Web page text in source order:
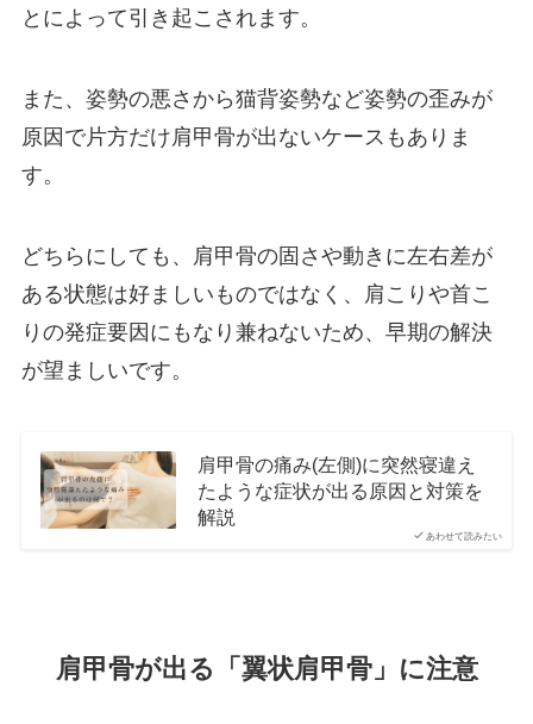
とによって引き起こされます。
また、姿勢の悪さから猫背姿勢など姿勢の歪みが
原因で片方だけ肩甲骨が出ないケースもありま
す。
どちらにしても、肩甲骨の固さや動きに左右差が
ある状態は好ましいものではなく、肩こりや首こ
りの発症要因にもなり兼ねないため、早期の解決
が望ましいです。
あわせて読みたい
肩甲骨の痛み(左側)に突然寝違え
たような症状が出る原因と対策を
解説
肩甲骨が出る「翼状肩甲骨」に注意